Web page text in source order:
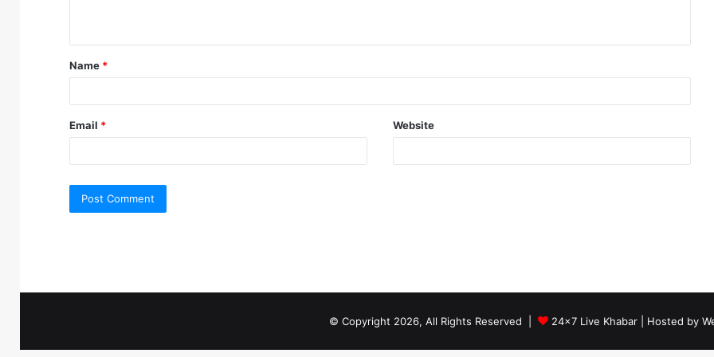
t
*
Name *
Email * Website
© Copyright 2026, All Rights Reserved | 24x7 Live Khabar| Hosted by